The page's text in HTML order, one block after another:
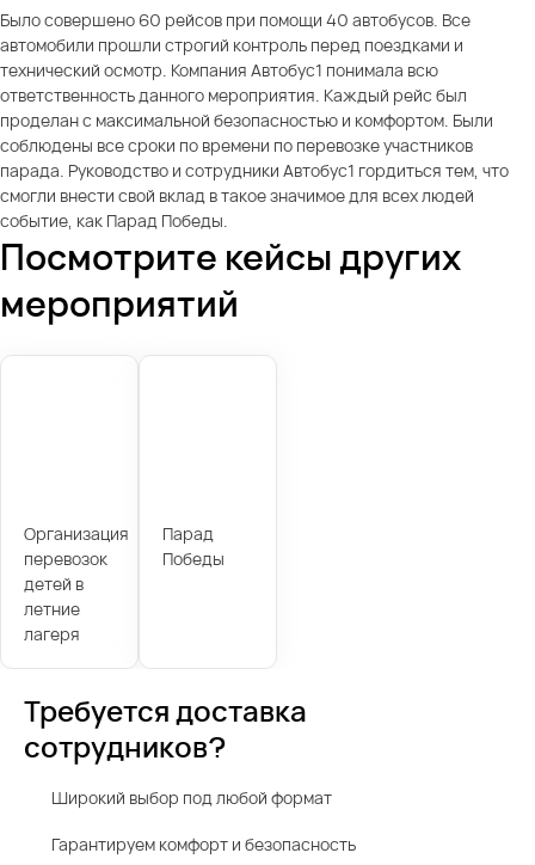
Было совершено 60 рейсов при помощи 40 автобусов. Все
автомобили прошли строгий контроль перед поездками и
технический осмотр. Компания Автобус1 понимала всю
ответственность данного мероприятия. Каждый рейс был
проделан с максимальной безопасностью и комфортом. Были
соблюдены все сроки по времени по перевозке участников
парада. Руководство и сотрудники Автобус1 гордиться тем, что
смогли внести свой вклад в такое значимое для всех людей
событие, как Парад Победы.
Посмотрите кейсы других
мероприятий
Организация
перевозок
детей в
летние
лагеря
Парад
Победы
Требуется доставка
сотрудников?
Широкий выбор под любой формат
Гарантируем комфорт и безопасность